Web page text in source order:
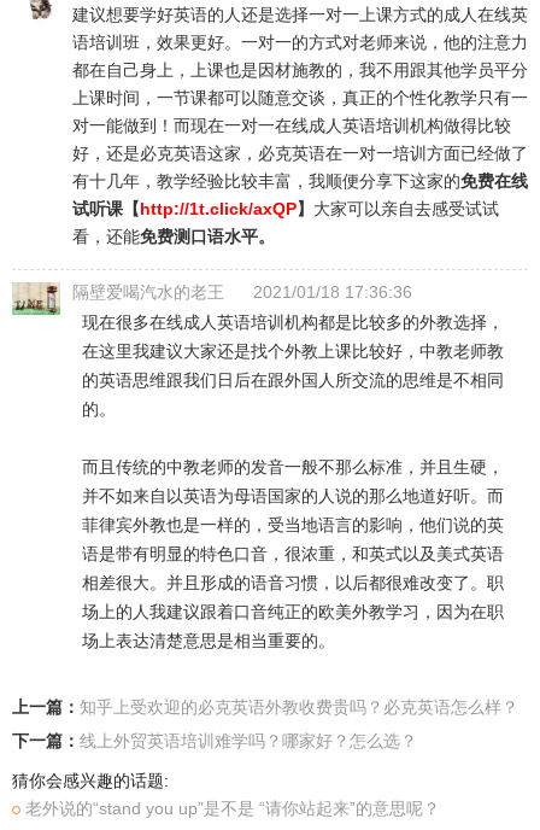
建议想要学好英语的人还是选择一对一上课方式的成人在线英
语培训班，效果更好。一对一的方式对老师来说，他的注意力
都在自己身上，上课也是因材施教的，我不用跟其他学员平分
上课时间，一节课都可以随意交谈，真正的个性化教学只有一
对一能做到！而现在一对一在线成人英语培训机构做得比较
好，还是必克英语这家，必克英语在一对一培训方面已经做了
有十几年，教学经验比较丰富，我顺便分享下这家的免费在线
试听课【http://1t.click/axQP】 大家可以亲自去感受试试
看，还能免费测口语水平。
隔壁爱喝汽水的老王
2021/01/18 17:36:36
现在很多在线成人英语培训机构都是比较多的外教选择，
在这里我建议大家还是找个外教上课比较好，中教老师教
的英语思维跟我们日后在跟外国人所交流的思维是不相同
的。
而且传统的中教老师的发音一般不那么标准，并且生硬，
并不如来自以英语为母语国家的人说的那么地道好听。而
菲律宾外教也是一样的，受当地语言的影响，他们说的英
语是带有明显的特色口音，很浓重，和英式以及美式英语
相差很大。并且形成的语音习惯，以后都很难改变了。职
场上的人我建议跟着口音纯正的欧美外教学习，因为在职
场上表达清楚意思是相当重要的。
上一篇： 知乎上受欢迎的必克英语外教收费贵吗？必克英语怎么样？
下一篇： 线上外贸英语培训难学吗？哪家好？怎么选？
猜你会感兴趣的话题:
老外说的“stand you up”是不是 “请你站起来”的意思呢？